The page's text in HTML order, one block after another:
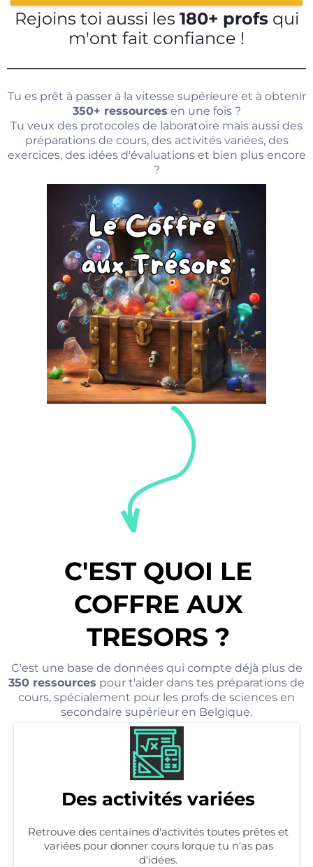
Rejoins toi aussi les 180+ profs qui
m'ont fait confiance !
Tu es prêt à passer à la vitesse supérieure et à obtenir
350+ ressources en une fois ?
Tu veux des protocoles de laboratoire mais aussi des
préparations de cours, des activités variées, des
exercices, des idées d'évaluations et bien plus encore
?
C'EST QUOI LE
COFFRE AUX
TRESORS ?
C'est une base de données qui compte déjà plus de
350 ressources pour t'aider dans tes préparations de
cours, spécialement pour les profs de sciences en
secondaire supérieur en Belgique.
Des activités variées
Retrouve des centaines d'activités toutes prêtes et
variées pour donner cours lorque tu n'as pas
d'idées.